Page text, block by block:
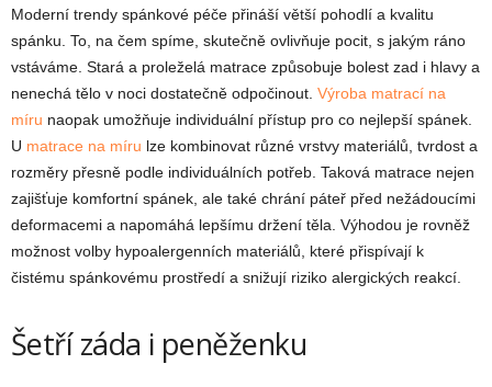
Moderní trendy spánkové péče přináší větší pohodlí a kvalitu
spánku. To, na čem spíme, skutečně ovlivňuje pocit, s jakým ráno
vstáváme. Stará a proleželá matrace způsobuje bolest zad i hlavy a
nenechá tělo v noci dostatečně odpočinout. Výroba matrací na
míru naopak umožňuje individuální přístup pro co nejlepší spánek.
U matrace na míru lze kombinovat různé vrstvy materiálů, tvrdost a
rozměry přesně podle individuálních potřeb. Taková matrace nejen
zajišťuje komfortní spánek, ale také chrání páteř před nežádoucími
deformacemi a napomáhá lepšímu držení těla. Výhodou je rovněž
možnost volby hypoalergenních materiálů, které přispívají k
čistému spánkovému prostředí a snižují riziko alergických reakcí.
Šetří záda i peněženku